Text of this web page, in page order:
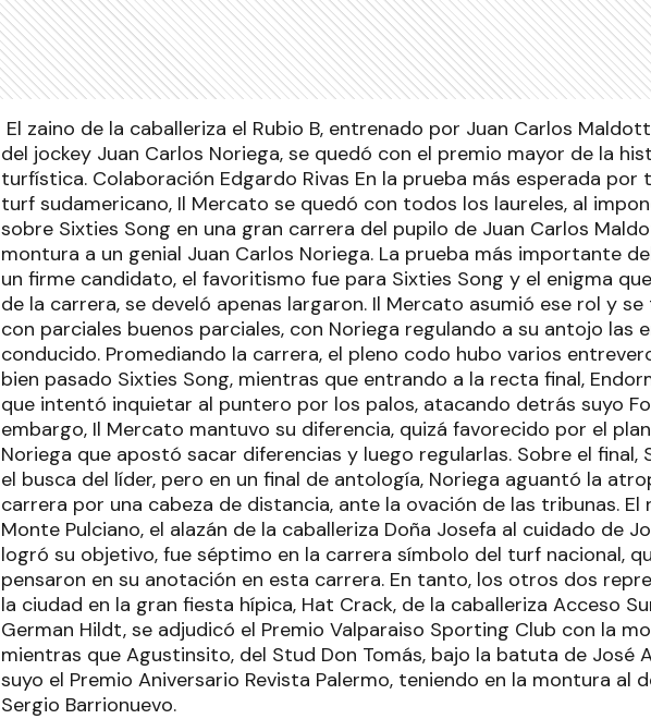
El zaino de la caballeriza el Rubio B, entrenado por Juan Carlos
del jockey Juan Carlos Noriega, se quedó con el premio mayor de la
turfística. Colaboración Edgardo Rivas En la prueba más esperada por
turf sudamericano, Il Mercato se quedó con todos los laureles, al
sobre Sixties Song en una gran carrera del pupilo de Juan Carlos
montura a un genial Juan Carlos Noriega. La prueba más importante
un firme candidato, el favoritismo fue para Sixties Song y el enigma
de la carrera, se develó apenas largaron. Il Mercato asumió ese rol y
con parciales buenos parciales, con Noriega regulando a su antojo las
conducido. Promediando la carrera, el pleno codo hubo varios
bien pasado Sixties Song, mientras que entrando a la recta final,
que intentó inquietar al puntero por los palos, atacando detrás suyo
embargo, Il Mercato mantuvo su diferencia, quizá favorecido por el
Noriega que apostó sacar diferencias y luego regularlas. Sobre el final,
el busca del líder, pero en un final de antología, Noriega aguantó la
carrera por una cabeza de distancia, ante la ovación de las tribunas.
Monte Pulciano, el alazán de la caballeriza Doña Josefa al cuidado de
logró su objetivo, fue séptimo en la carrera símbolo del turf nacional,
pensaron en su anotación en esta carrera. En tanto, los otros dos
la ciudad en la gran fiesta hípica, Hat Crack, de la caballeriza Acceso
German Hildt, se adjudicó el Premio Valparaiso Sporting Club con la
mientras que Agustinsito, del Stud Don Tomás, bajo la batuta de José
suyo el Premio Aniversario Revista Palermo, teniendo en la montura al
Sergio Barrionuevo.